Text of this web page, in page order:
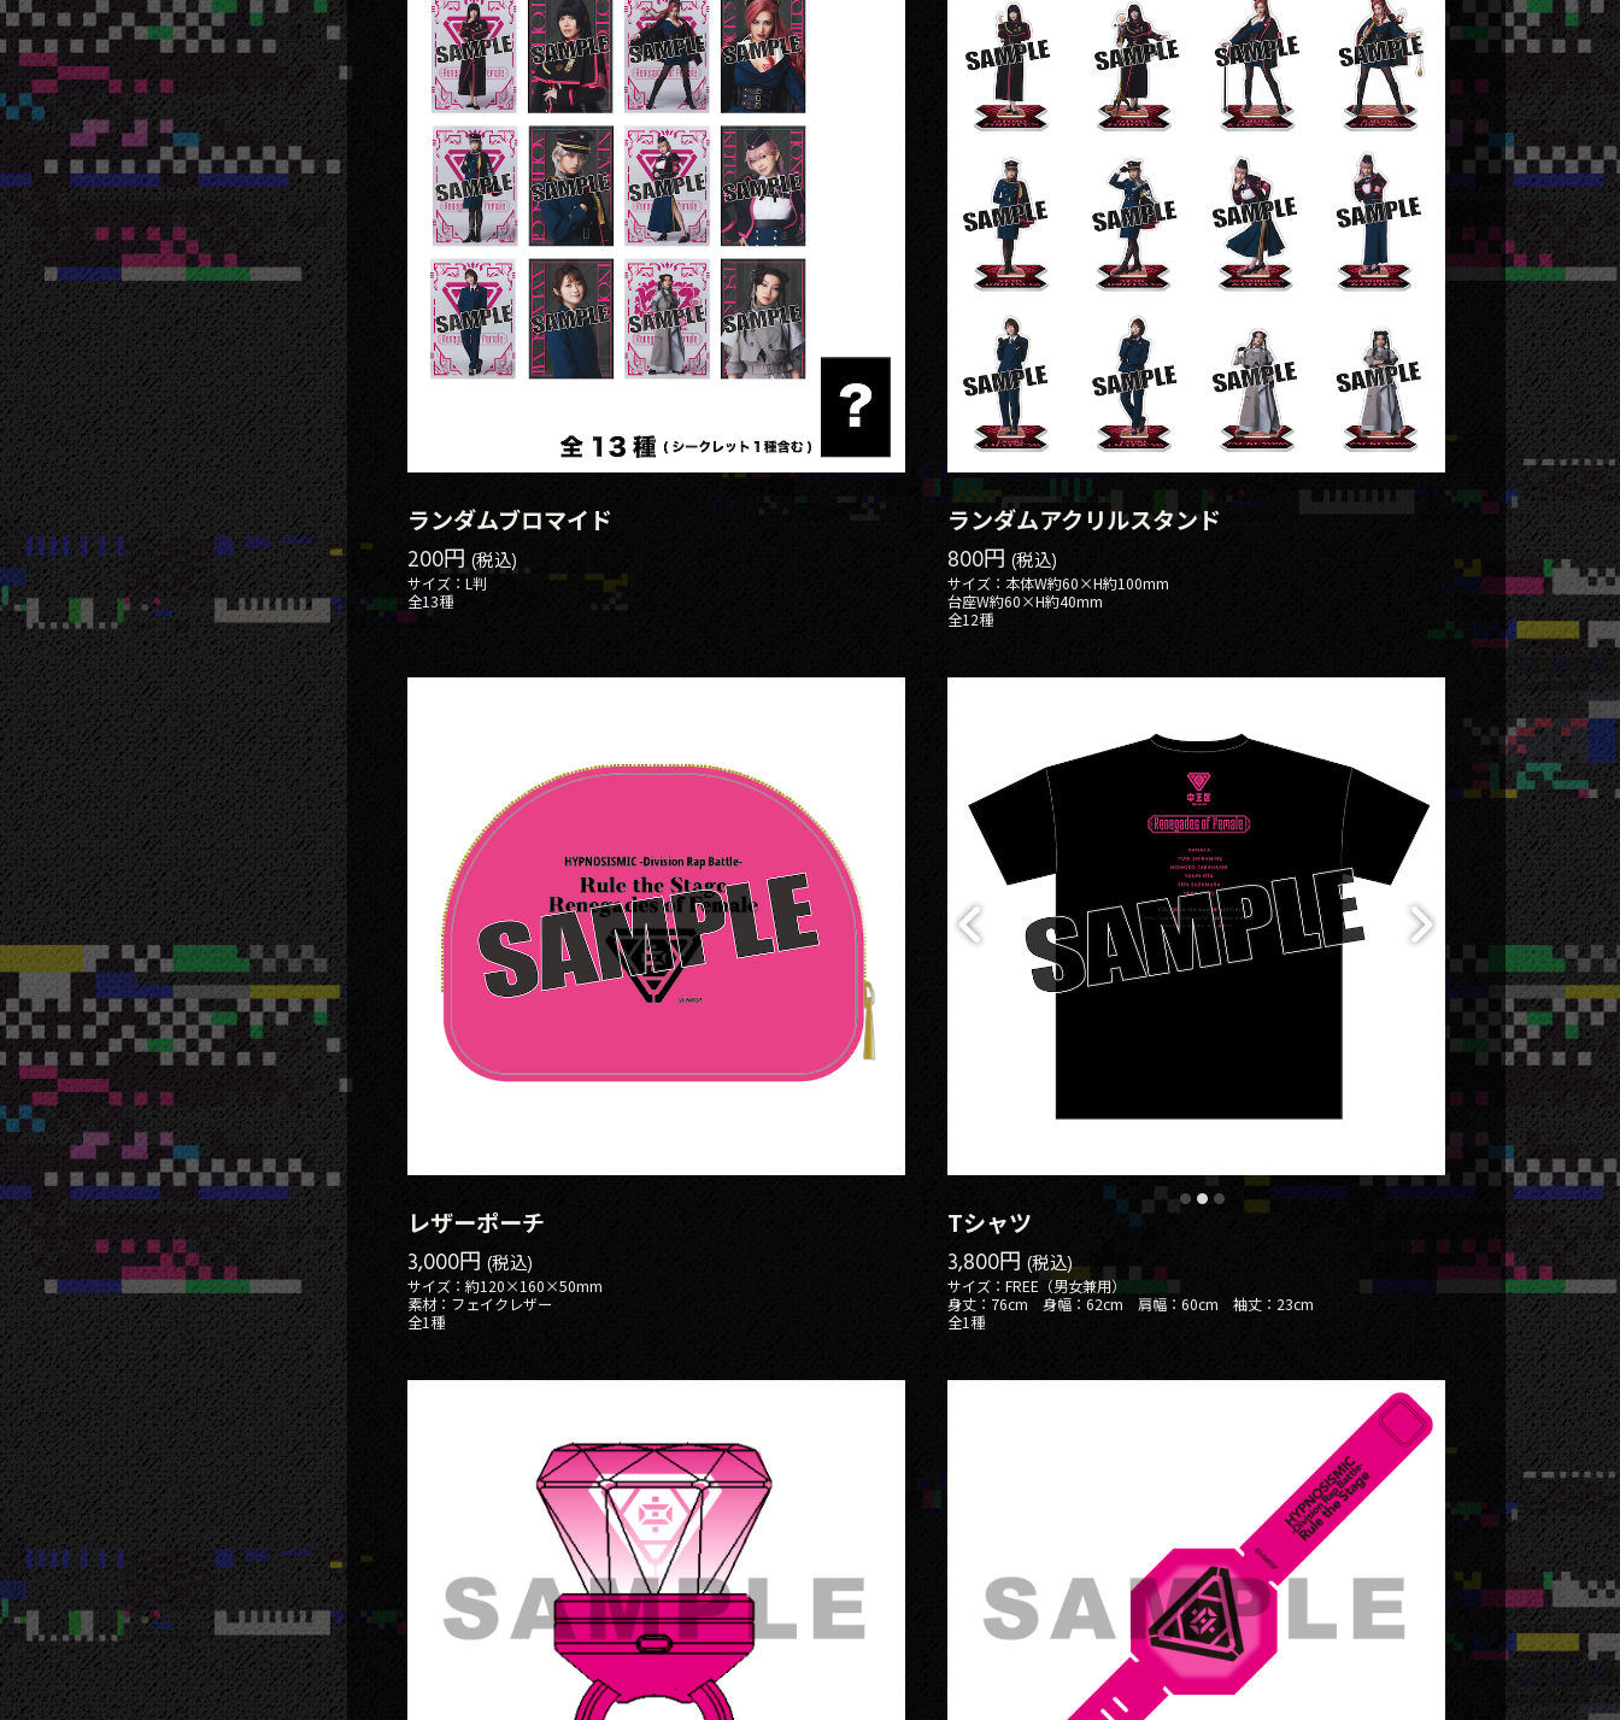
ランダムブロマイド
200円 (税込)
サイズ：L判
全13種
ランダムアクリルスタンド
800円 (税込)
サイズ：本体W約60×H約100mm
台座W約60×H約40mm
全12種
レザーポーチ
3,000円 (税込)
サイズ：約120×160×50mm
素材：フェイクレザー
全1種
Tシャツ
3,800円 (税込)
サイズ：FREE（男女兼用）
身丈：76cm 身幅：62cm 肩幅：60cm 袖丈：23cm
全1種